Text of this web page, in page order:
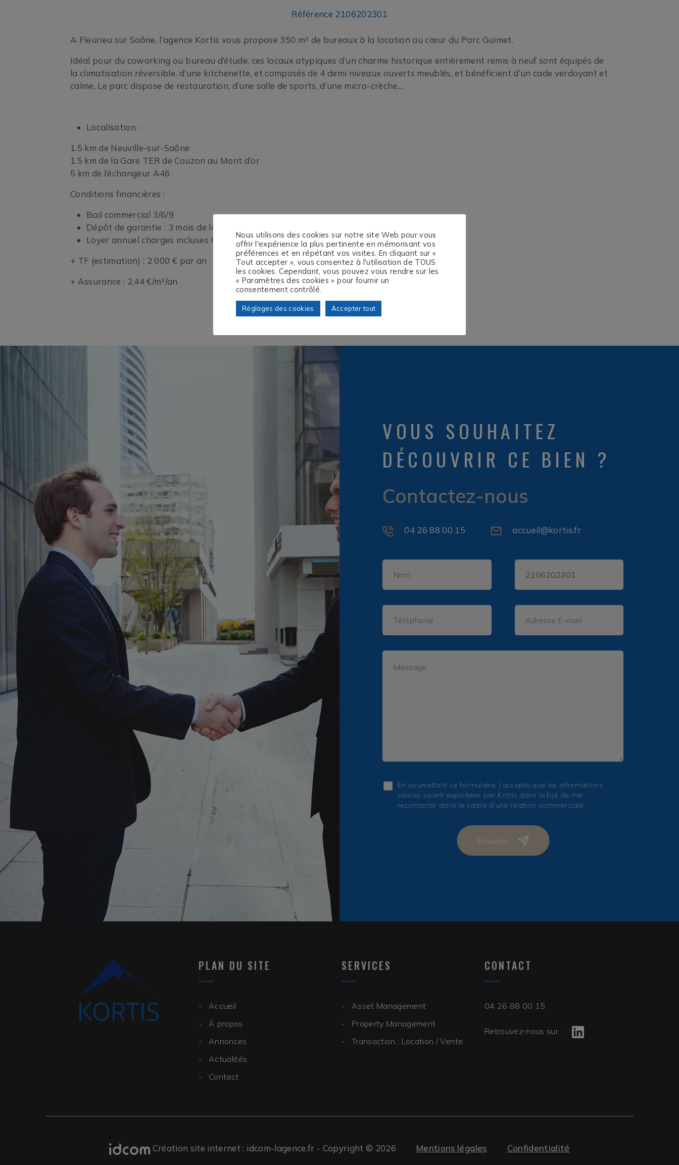
Référence 2106202301
A Fleurieu sur Saône, l’agence Kortis vous propose 350 m² de bureaux à la location au cœur du Parc Guimet.
Idéal pour du coworking ou bureau d’étude, ces locaux atypiques d’un charme historique entièrement remis à neuf sont équipés de
la climatisation réversible, d’une kitchenette, et composés de 4 demi niveaux ouverts meublés, et bénéficient d’un cade verdoyant et
calme, Le parc dispose de restauration, d’une salle de sports, d’une micro-crèche…
Localisation :
1.5 km de Neuville-sur-Saône
1.5 km de la Gare TER de Couzon au Mont d’or
5 km de l’échangeur A46
Conditions financières :
Bail commercial 3/6/9
Dépôt de garantie : 3 mois de loyers HT HC
Loyer annuel charges incluses HT : 45 500 € soit 3 750 € HT par mois
+ TF (estimation) : 2 000 € par an
+ Assurance : 2,44 €/m²/an
VOUS SOUHAITEZ
DÉCOUVRIR CE BIEN ?
Contactez-nous
04 26 88 00 15 accueil@kortis.fr
En soumettant ce formulaire, j’accepte que les informations
saisies soient exploitées par Kortis dans le but de me
recontacter dans le cadre d’une relation commerciale. *
PLAN DU SITE
Accueil
À propos
Annonces
Actualités
Contact
SERVICES
Asset Management
Property Management
Transaction : Location / Vente
CONTACT
04 26 88 00 15
Retrouvez-nous sur :
Création site internet : idcom-lagence.fr - Copyright © 2026 Mentions légales Confidentialité
Nous utilisons des cookies sur notre site Web pour vous
offrir l'expérience la plus pertinente en mémorisant vos
préférences et en répétant vos visites. En cliquant sur «
Tout accepter », vous consentez à l'utilisation de TOUS
les cookies. Cependant, vous pouvez vous rendre sur les
« Paramètres des cookies » pour fournir un
consentement contrôlé.
Réglages des cookies Accepter tout